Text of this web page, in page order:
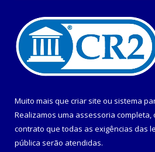
Muito mais que criar site ou sistema
Realizamos uma assessoria completa,
contrato que todas as exigências das
pública serão atendidas.